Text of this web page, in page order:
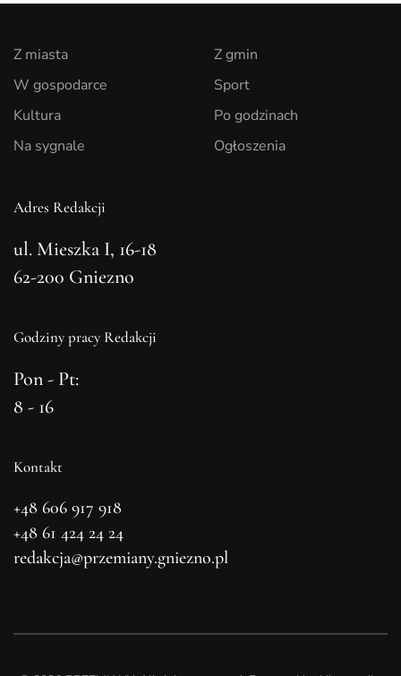
Z miasta
W gospodarce
Kultura
Na sygnale
Z gmin
Sport
Po godzinach
Ogłoszenia
Adres Redakcji
ul. Mieszka I, 16-18
62-200 Gniezno
Godziny pracy Redakcji
Pon - Pt:
8 - 16
Kontakt
+48 606 917 918
+48 61 424 24 24
redakcja@przemiany.gniezno.pl